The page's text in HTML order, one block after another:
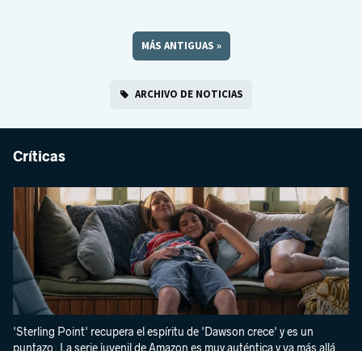
MÁS ANTIGUAS »
ARCHIVO DE NOTICIAS
Críticas
'Sterling Point' recupera el espíritu de 'Dawson crece' y es un
puntazo. La serie juvenil de Amazon es muy auténtica y va más allá